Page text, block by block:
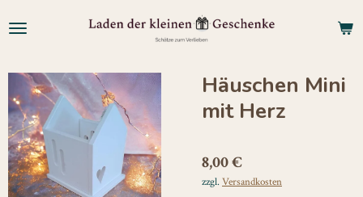
Hauptinhalt
Häuschen Mini
mit Herz
8,00 €
zzgl.Versandkosten